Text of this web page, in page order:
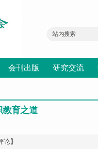
会刊出版 研究交流
教育之道
论】